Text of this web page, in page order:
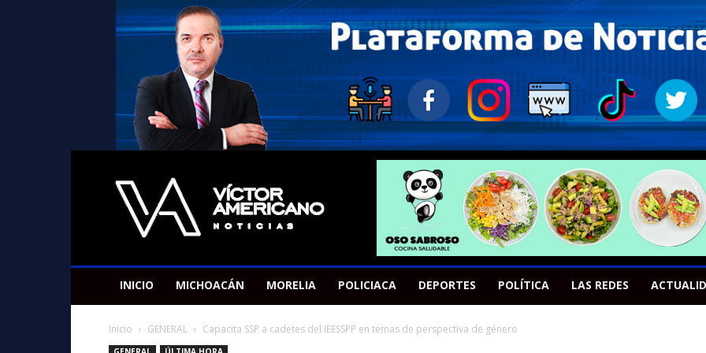
Americano
Victor
INICIO MICHOACÁN MORELIA POLICIACA DEPORTES POLÍTICA LAS REDES
Inicio GENERAL Capacita SSP a cadetes del IEESSPP en temas de perspectiva de género